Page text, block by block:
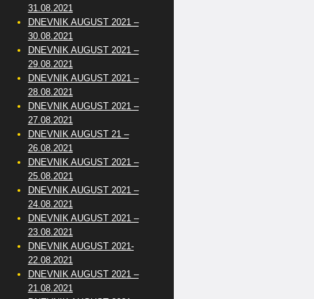
31.08.2021
DNEVNIK AUGUST 2021 –
30.08.2021
DNEVNIK AUGUST 2021 –
29.08.2021
DNEVNIK AUGUST 2021 –
28.08.2021
DNEVNIK AUGUST 2021 –
27.08.2021
DNEVNIK AUGUST 21 –
26.08.2021
DNEVNIK AUGUST 2021 –
25.08.2021
DNEVNIK AUGUST 2021 –
24.08.2021
DNEVNIK AUGUST 2021 –
23.08.2021
DNEVNIK AUGUST 2021-
22.08.2021
DNEVNIK AUGUST 2021 –
21.08.2021